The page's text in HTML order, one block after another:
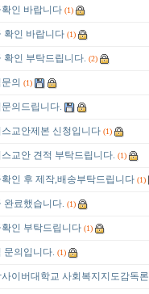
인 바랍니다 (1)
확인 바랍니다 (1)
확인 부탁드립니다. (2)
의 (1)
의드립니다.
교안제본 신청입니다 (1)
교안 견적 부탁드립니다. (1)
인 후 제작,배송부탁드립니다 (1)
완료했습니다. (1)
인 부탁드립니다 (1)
문의입니다. (1)
이버대학교 사회복지지도감독론